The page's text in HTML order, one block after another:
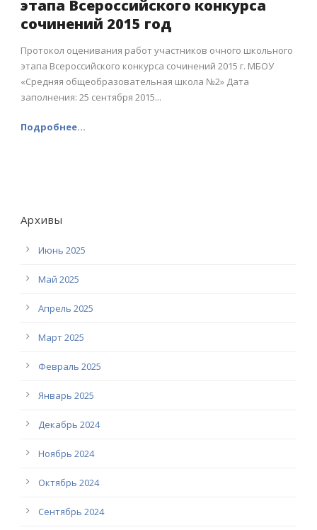
этапа Всероссийского конкурса
сочинений 2015 год
Протокол оценивания работ участников очного школьного
этапа Всероссийского конкурса сочинений 2015 г. МБОУ
«Средняя общеобразовательная школа №2» Дата
заполнения: 25 сентября 2015...
Подробнее...
Архивы
Июнь 2025
Май 2025
Апрель 2025
Март 2025
Февраль 2025
Январь 2025
Декабрь 2024
Ноябрь 2024
Октябрь 2024
Сентябрь 2024